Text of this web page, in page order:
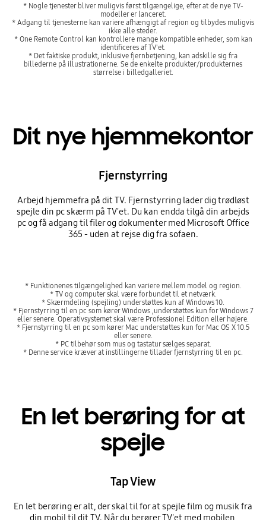
* Nogle tjenester bliver muligvis først tilgængelige, efter at de nye TV-
modeller er lanceret.
* Adgang til tjenesterne kan variere afhængigt af region og tilbydes muligvis
ikke alle steder.
* One Remote Control kan kontrollere mange kompatible enheder, som kan
identificeres af TV'et.
* Det faktiske produkt, inklusive fjernbetjening, kan adskille sig fra
billederne på illustrationerne. Se de enkelte produkter/produkternes
størrelse i billedgalleriet.
Dit nye hjemmekontor
Fjernstyrring
Arbejd hjemmefra på dit TV. Fjernstyrring lader dig trødløst
spejle din pc skærm på TV'et. Du kan endda tilgå din arbejds
pc og få adgang til filer og dokumenter med Microsoft Office
365 - uden at rejse dig fra sofaen.
* Funktionenes tilgængelighed kan variere mellem model og region.
* TV og computer skal være forbundet til et netværk.
* Skærmdeling (spejling) understøttes kun af Windows 10.
* Fjernstyrring til en pc som kører Windows ,understøttes kun for Windows 7
eller senere. Operativsystemet skal være Professionel Edition eller højere.
* Fjernstyrring til en pc som kører Mac understøttes kun for Mac OS X 10.5
eller senere.
* PC tilbehør som mus og tastatur sælges separat.
* Denne service kræver at instillingerne tillader fjernstyrring til en pc.
En let berøring for at
spejle
Tap View
En let berøring er alt, der skal til for at spejle film og musik fra
din mobil til dit TV. Når du berører TV'et med mobilen,